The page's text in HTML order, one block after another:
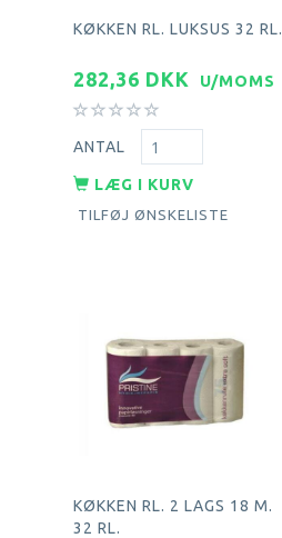
KØKKEN RL. LUKSUS 32 RL.
282,36 DKK U/MOMS
ANTAL
LÆG I KURV
TILFØJ ØNSKELISTE
KØKKEN RL. 2 LAGS 18 M.
32 RL.